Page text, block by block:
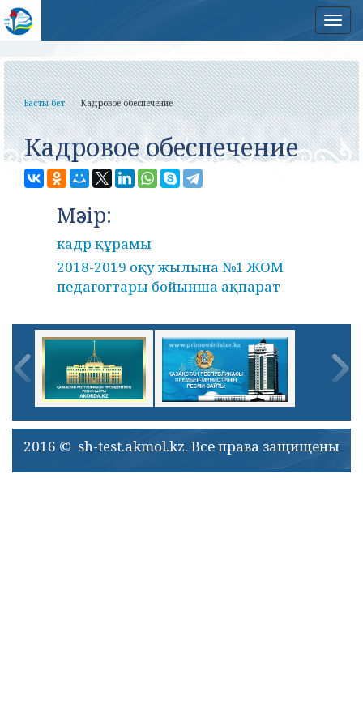
Басты бет Кадровое обеспечение
Кадровое обеспечение
Мәзір:
кадр құрамы
2018-2019 оқу жылына №1 ЖОМ
педагогтары бойынша ақпарат
2016 © sh-test.akmol.kz. Все права защищены